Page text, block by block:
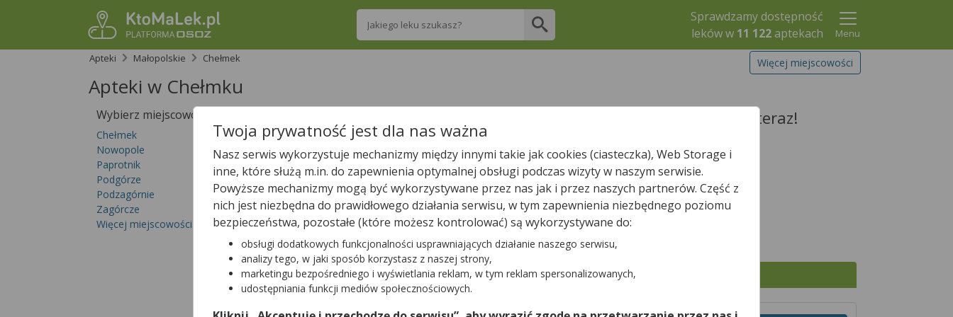
Wpisz nazwę leku
Sprawdzamy dostępność
leków w 11 122aptekach
Menu
Apteki
Małopolskie Chełmek Więcej miejscowości
Apteki w Chełmku
Wybierz miejscowość
Chełmek
Nowopole
Paprotnik
Podgórze
Podzagórnie
Zagórcze
Więcej miejscowości...
Sprawdź, które apteki w Chełmku posiadają Twój lek i zarezerwuj go już teraz!
Wpisz nazwę leku
Szukaj leku
W Chełmku są4apteki.
Tylko otwarte apteki
Twoja prywatność jest dla nas ważna
Nasz serwis wykorzystuje mechanizmy między innymi takie jak cookies (ciasteczka), Web Storage i
inne, które służą m.in. do zapewnienia optymalnej obsługi podczas wizyty w naszym serwisie.
Powyższe mechanizmy mogą być wykorzystywane przez nas jak i przez naszych partnerów. Część z
nich jest niezbędna do prawidłowego działania serwisu, w tym zapewnienia niezbędnego poziomu
bezpieczeństwa, pozostałe (które możesz kontrolować) są wykorzystywane do:
obsługi dodatkowych funkcjonalności usprawniających działanie naszego serwisu,
analizy tego, w jaki sposób korzystasz z naszej strony,
marketingu bezpośredniego i wyświetlania reklam, w tym reklam spersonalizowanych,
udostępniania funkcji mediów społecznościowych.